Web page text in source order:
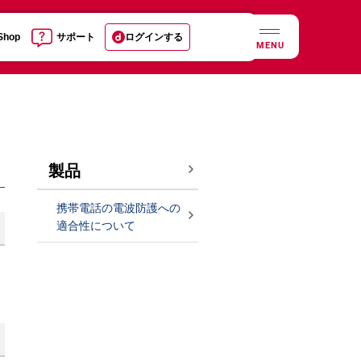
サポート ログインする
MENU
製品
携帯電話の電波防護への
適合性について